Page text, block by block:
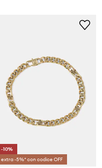
-10%
extra -5%* con codice OFF